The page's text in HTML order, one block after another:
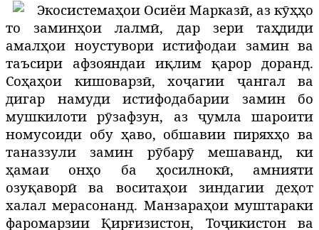
Экосистемаҳои Осиёи Марказӣ, аз кӯҳҳо
то заминҳои лалмӣ, дар зери таҳдиди
амалҳои ноустувори истифодаи замин ва
таъсири афзояндаи иқлим қарор доранд.
Соҳаҳои кишоварзӣ, хоҷагии ҷангал ва
дигар намуди истифодабарии замин бо
мушкилоти рӯзафзун, аз ҷумла шароити
номусоиди обу ҳаво, обшавии пиряхҳо ва
таназзули замин рӯбарӯ мешаванд, ки
ҳамаи онҳо ба ҳосилнокӣ, амнияти
озуқаворӣ ва воситаҳои зиндагии деҳот
халал мерасонанд. Манзараҳои муштараки
фаромарзии Қирғизистон, Тоҷикистон ва